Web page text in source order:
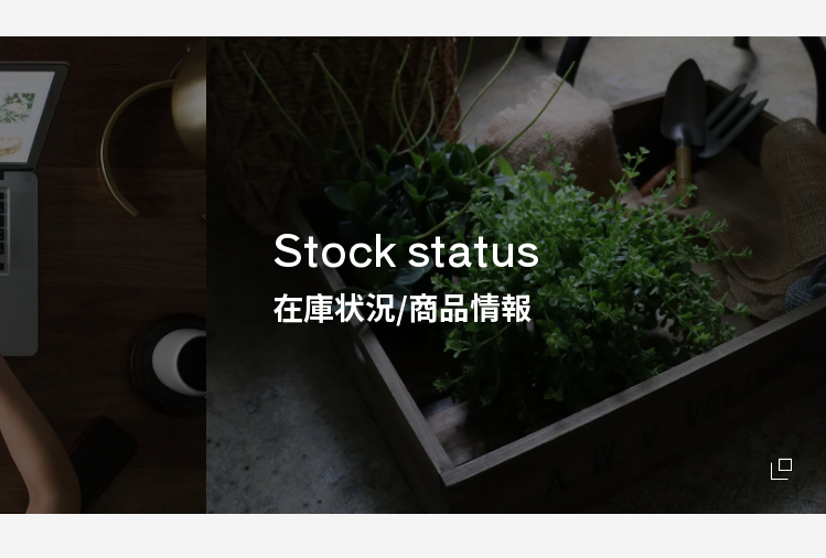
Stock status
在庫状況/商品情報